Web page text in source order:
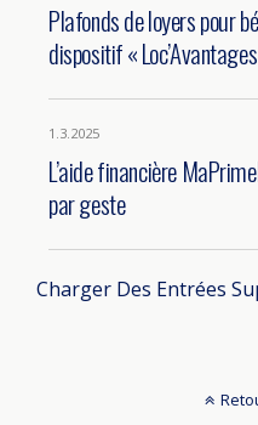
Plafonds de loyers pour
dispositif «
1.3.2025
L’aide financière
par geste
Charger Des Entrées